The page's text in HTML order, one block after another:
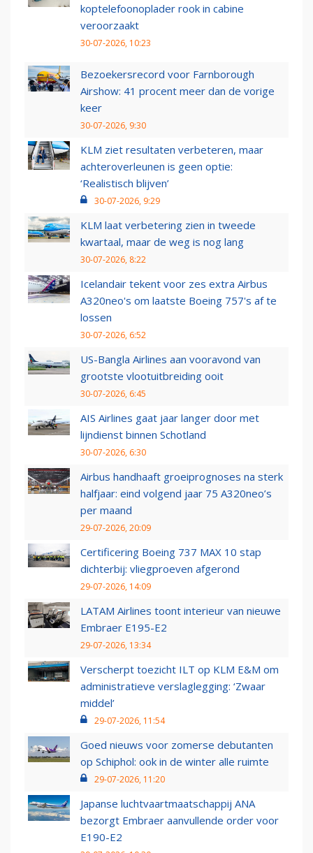
koptelefoonoplader rook in cabine
veroorzaakt
30-07-2026, 10:23
Bezoekersrecord voor Farnborough
Airshow: 41 procent meer dan de vorige
keer
30-07-2026, 9:30
KLM ziet resultaten verbeteren, maar
achteroverleunen is geen optie:
‘Realistisch blijven’
30-07-2026, 9:29
KLM laat verbetering zien in tweede
kwartaal, maar de weg is nog lang
30-07-2026, 8:22
Icelandair tekent voor zes extra Airbus
A320neo's om laatste Boeing 757's af te
lossen
30-07-2026, 6:52
US-Bangla Airlines aan vooravond van
grootste vlootuitbreiding ooit
30-07-2026, 6:45
AIS Airlines gaat jaar langer door met
lijndienst binnen Schotland
30-07-2026, 6:30
Airbus handhaaft groeiprognoses na sterk
halfjaar: eind volgend jaar 75 A320neo’s
per maand
29-07-2026, 20:09
Certificering Boeing 737 MAX 10 stap
dichterbij: vliegproeven afgerond
29-07-2026, 14:09
LATAM Airlines toont interieur van nieuwe
Embraer E195-E2
29-07-2026, 13:34
Verscherpt toezicht ILT op KLM E&M om
administratieve verslaglegging: ‘Zwaar
middel’
29-07-2026, 11:54
Goed nieuws voor zomerse debutanten
op Schiphol: ook in de winter alle ruimte
29-07-2026, 11:20
Japanse luchtvaartmaatschappij ANA
bezorgt Embraer aanvullende order voor
E190-E2